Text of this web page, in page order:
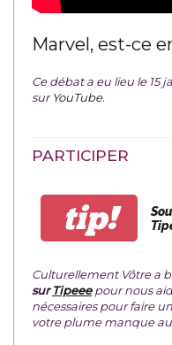
Marvel, est-ce
Ce débat a eu lieu le 15
surYouTube.
PARTICIPER
tip!
Culturellement Vôtre a
surTipeeepour nous
nécessaires pour faire
votre plume manque au